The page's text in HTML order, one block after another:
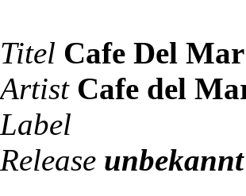
Titel Cafe Del
Artist Cafe del
Label
Release unbekannt